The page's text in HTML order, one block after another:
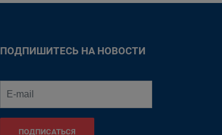
ПОДПИШИТЕСЬ НА НОВОСТИ
ПОДПИСАТЬСЯ